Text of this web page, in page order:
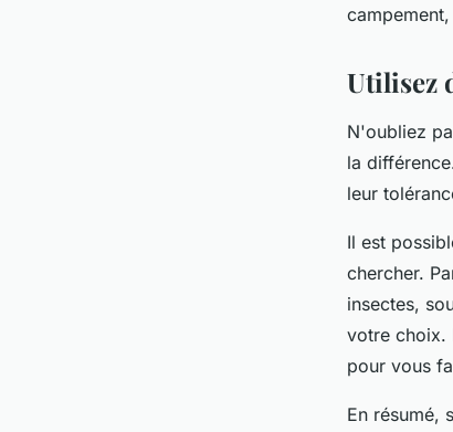
Utilisez
N'oubliez
la
leur
Il est
chercher.
insectes,
votre choix.
pour vous
En résumé,